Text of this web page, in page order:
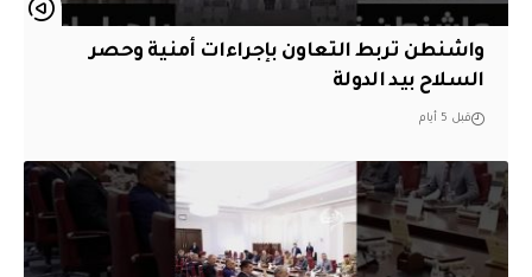
واشنطن تربط التعاون بإجراءات أمنية وحصر
السلاح بيد الدولة
قبل 5 أيام